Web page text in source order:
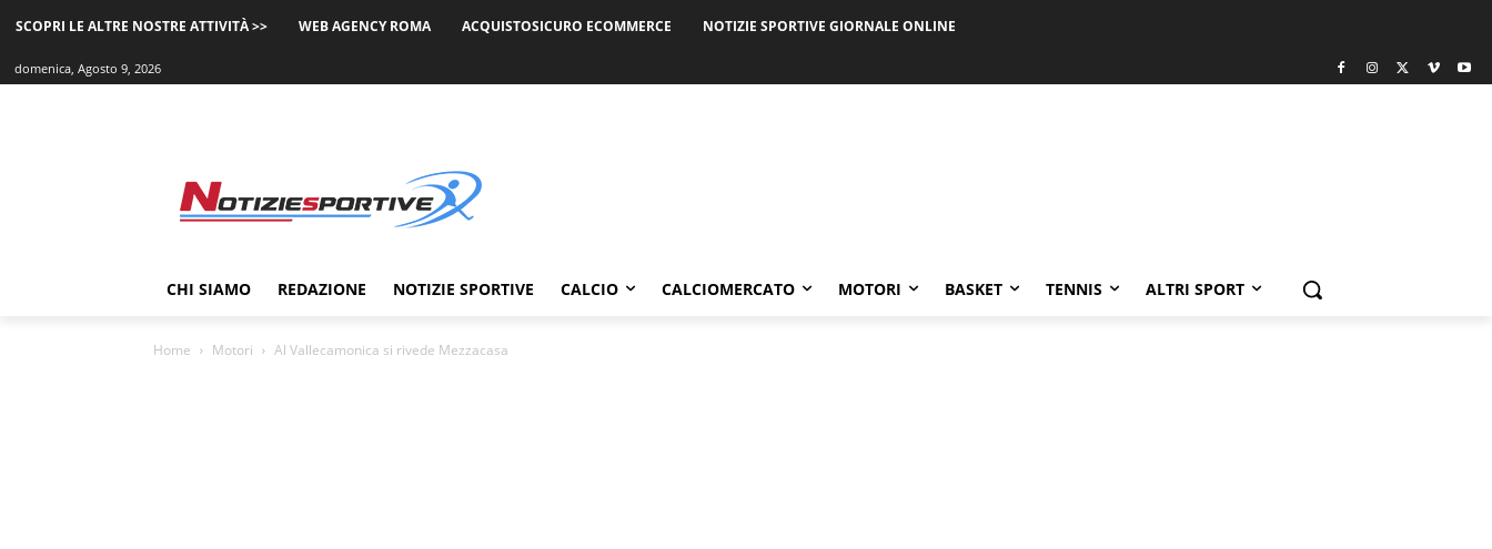
SCOPRI LE ALTRE NOSTRE ATTIVITÀ >> WEB AGENCY ROMA ACQUISTOSICURO ECOMMERCE NOTIZIE SPORTIVE GIORNALE ONLINE
domenica, Agosto 9, 2026
CHI SIAMO REDAZIONE NOTIZIE SPORTIVE CALCIO CALCIOMERCATO MOTORI BASKET TENNIS ALTRI SPORT
Home Motori Al Vallecamonica si rivede Mezzacasa